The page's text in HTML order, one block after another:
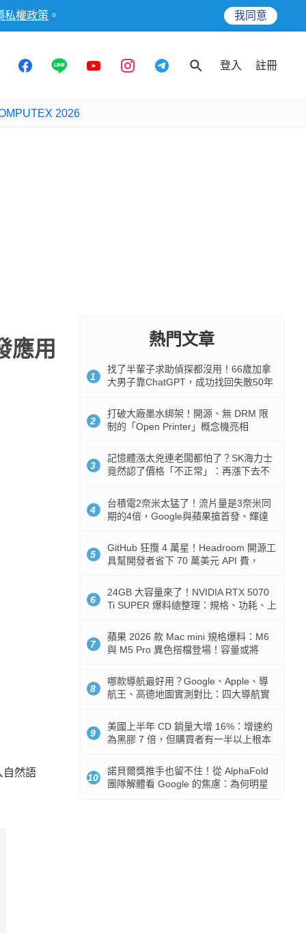
私權政策 。 我同意
登入 註冊
2026
應用
自然語
熱門文章
1
找了半輩子求助偵探都沒用！66歲加拿
大男子靠ChatGPT，成功找回失散50年
2
打破大廠墨水綁架！開源、無 DRM 限
制的「Open Printer」概念機亮相
3
記憶體漲太兇連老闆都怕了？SK海力士
竟然認了價格「不正常」：再漲下去不
4
台積電2奈米太猛了！流片量是3奈米同
期的4倍，Google與蘋果搶首發、輝達
5
GitHub 狂攬 4 萬星！Headroom 開源工
具幫開發者省下 70 萬美元 API 費，
6
24GB 大容量來了！NVIDIA RTX 5070
Ti SUPER 爆料總整理：規格、功耗、上
7
蘋果 2026 款 Mac mini 規格爆料：M6
與 M5 Pro 異色搭檔登場！容量或將
8
哪款導航最好用？Google、Apple、導
航王、高德地圖實測對比：四大導航實
9
美國上半年 CD 銷量大增 16%：增速約
為黑膠 7 倍，但購買者有一半以上根本
10
諾貝爾獎推手也留不住！從 AlphaFold
團隊解體看 Google 的焦慮：為何明星